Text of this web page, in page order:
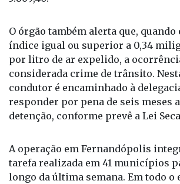
O órgão também alerta que, quando
índice igual ou superior a 0,34
por litro de ar expelido, a
considerada crime de trânsito.
condutor é encaminhado à
responder por pena de seis meses
detenção, conforme prevê a Lei
A operação em Fernandópolis
tarefa realizada em 41 municípios
longo da última semana. Em todo o